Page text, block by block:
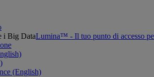
Lumina™ - Il tuo punto di accesso
(English)